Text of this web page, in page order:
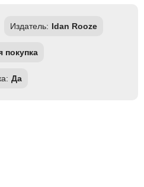
Издатель: Idan Rooze
покупка
Да